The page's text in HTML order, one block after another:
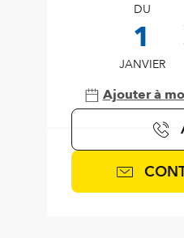
DU
1
JANVIER
Ajouter à